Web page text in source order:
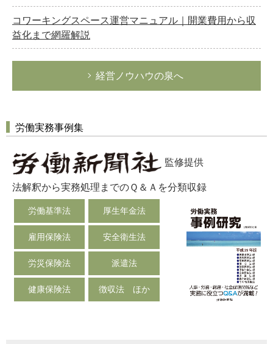
コワーキングスペース運営マニュアル｜開業費用から収
益化まで網羅解説
経営ノウハウの泉へ
労働実務事例集
監修提供
法解釈から実務処理までのＱ＆Ａを分類収録
労働基準法 厚生年金法
雇用保険法 安全衛生法
労災保険法 派遣法
健康保険法 徴収法 ほか